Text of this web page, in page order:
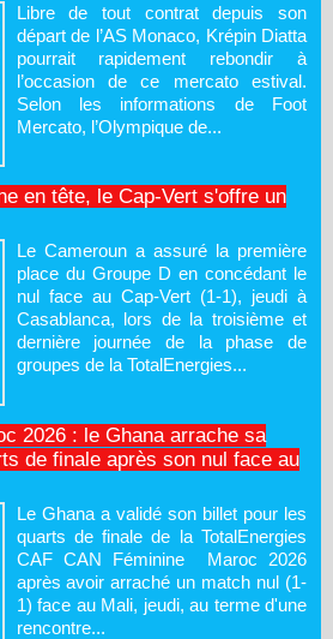
Libre de tout contrat depuis son
départ de l’AS Monaco, Krépin Diatta
pourrait rapidement rebondir à
l’occasion de ce mercato estival.
Selon les informations de Foot
Mercato, l’Olympique de...
en tête, le Cap-Vert s'offre un
Le Cameroun a assuré la première
place du Groupe D en concédant le
nul face au Cap-Vert (1-1), jeudi à
Casablanca, lors de la troisième et
dernière journée de la phase de
groupes de la TotalEnergies...
2026 : le Ghana arrache sa
de finale après son nul face au
Le Ghana a validé son billet pour les
quarts de finale de la TotalEnergies
CAF CAN Féminine Maroc 2026
après avoir arraché un match nul (1-
1) face au Mali, jeudi, au terme d'une
rencontre...